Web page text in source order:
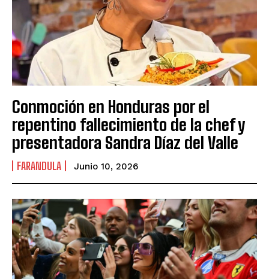
Conmoción en Honduras por el
repentino fallecimiento de la chef y
presentadora Sandra Díaz del Valle
FARANDULA Junio 10, 2026